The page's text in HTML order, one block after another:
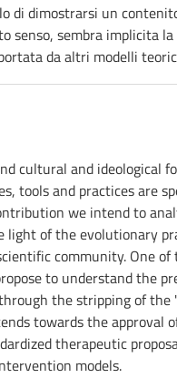
di dimostrarsi un
senso, sembra implicita
da altri modelli
cultural and
tools and practices are
we intend to
light of the evolutionary
community. One
to understand the
the stripping of
towards the
therapeutic
models.